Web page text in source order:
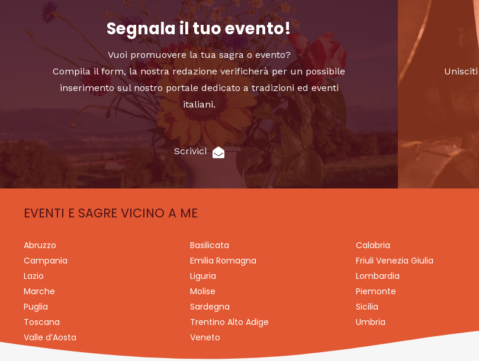
Segnala il tuo evento!
Vuoi promuovere la tua sagra o evento?
Compila il form, la nostra redazione verificherà per un possibile
inserimento sul nostro portale dedicato a tradizioni ed eventi
italiani.
Scrivici
EVENTI E SAGRE VICINO A ME
Abruzzo Basilicata
Calabria
Campania
Emilia Romagna
Friuli Venezia Giulia
Lazio
Liguria
Lombardia
Marche
Molise
Piemonte
Puglia
Sardegna
Sicilia
Toscana
Trentino Alto Adige
Umbria
Valle d’Aosta
Veneto